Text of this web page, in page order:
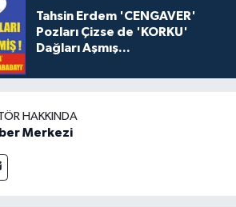
Tahsin Erdem 'CENGAVER'
Pozları Çizse de 'KORKU'
Dağları Aşmış...
HAKKINDA
Merkezi